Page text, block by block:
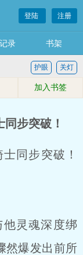
登陆 注册
录 书架
关灯
护眼
加入书签
步突破！
同步突破！
灵魂深度绑
然爆发出前所